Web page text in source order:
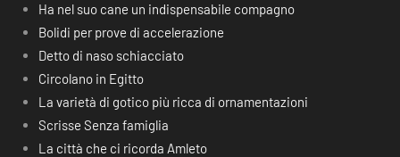
Ha nel suo cane un indispensabile compagno
Bolidi per prove di accelerazione
Detto di naso schiacciato
Circolano in Egitto
La varietà di gotico più ricca di ornamentazioni
Scrisse Senza famiglia
La città che ci ricorda Amleto